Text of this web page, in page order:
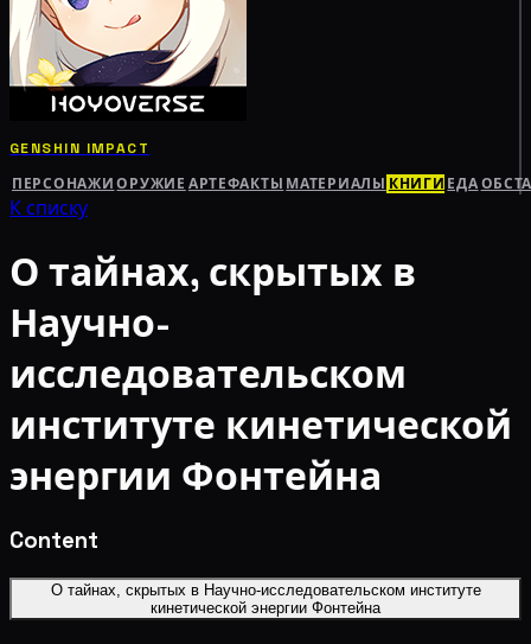
GENSHIN IMPACT
ПЕРСОНАЖИ ОРУЖИЕ АРТЕФАКТЫ МАТЕРИАЛЫ КНИГИ ЕДА
К списку
О тайнах, скрытых в
Научно-
исследовательском
институте кинетической
энергии Фонтейна
Content
О тайнах, скрытых в Научно-исследовательском институте
кинетической энергии Фонтейна